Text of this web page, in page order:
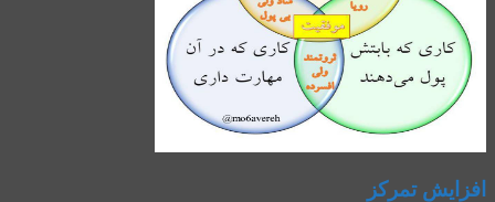
افزایش تمرکز